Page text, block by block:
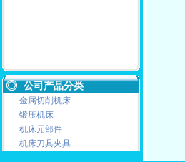
公司产品分类
金属切削机床
锻压机床
机床元部件
机床刀具夹具